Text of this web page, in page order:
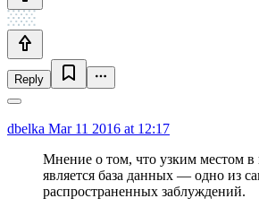
Reply
dbelka Mar 11 2016 at 12:17
Мнение о том, что узким местом в
является база данных — одно из
распространенных заблуждений.